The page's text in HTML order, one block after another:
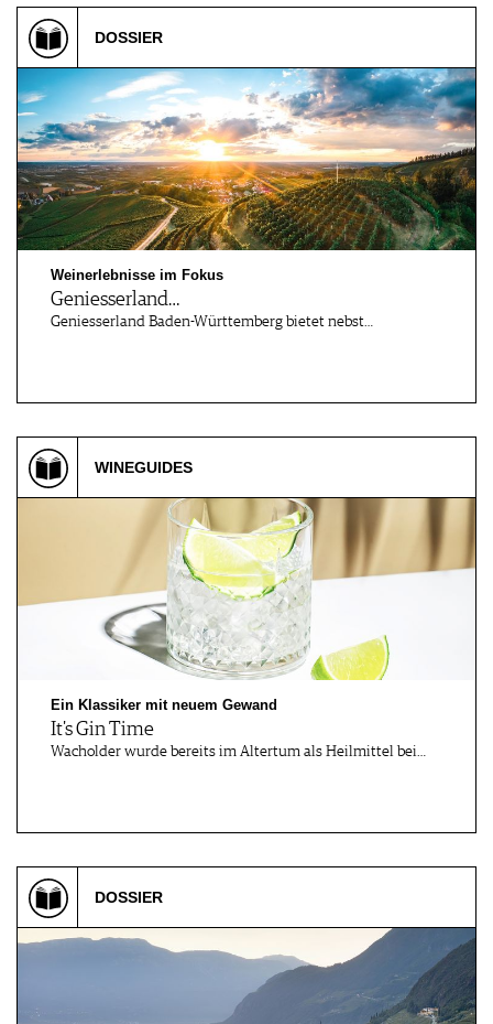
DOSSIER
Weinerlebnisse im Fokus
Geniesserland…
Geniesserland Baden-Württemberg bietet nebst…
WINEGUIDES
Ein Klassiker mit neuem Gewand
It's Gin Time
Wacholder wurde bereits im Altertum als Heilmittel bei…
DOSSIER